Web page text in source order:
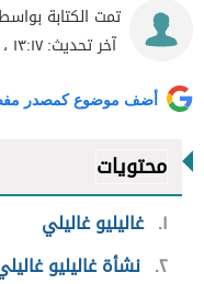
تمت الكتابة
آخر تحديث:١٣:١٧ ، ٢٨ فبراير ٢٠١٩
أضف موضوع كمصدر
محتويات
١ غاليليو غاليلي
٢ نشأة غاليليو